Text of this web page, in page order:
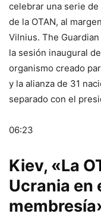
celebrar una serie
de la OTAN, al
Vilnius. The
la sesión inaugural
organismo creado
y la alianza de 31
separado con el
06:23
Kiev, «La
Ucrania en